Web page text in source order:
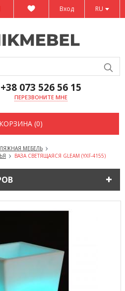
RU
Вход
+38 073 526 56 15
ПЕРЕЗВОНИТЕ МНЕ
КОРЗИНА (0)
МЕБЕЛЬ
ВАЗА СВЕТЯЩАЯСЯ GLEAM (YXF-4155)